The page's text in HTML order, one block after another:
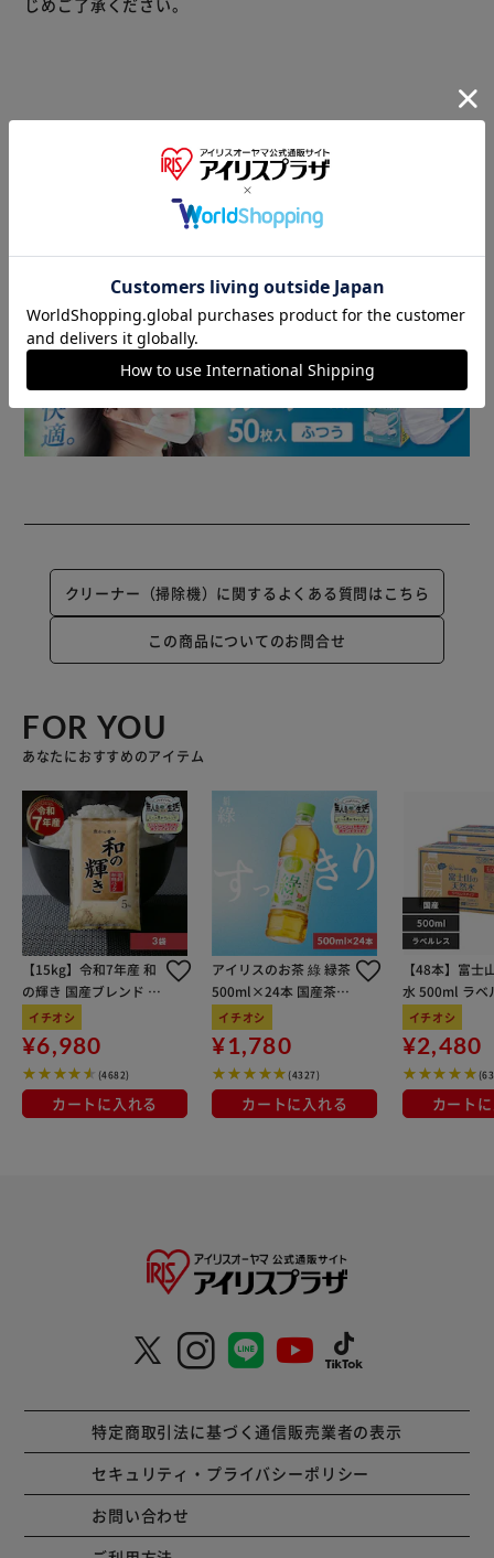
▼ 食品・飲料おすすめ ▼
クリーナー（掃除機）に関するよくある質問はこちら
この商品についてのお問合せ
FOR YOU
あなたにおすすめのアイテム
【15kg】令和7年産 和
の輝き 国産ブレンド 5
kg×3袋
イチオシ
¥6,980
(4682)
カートに入れる
アイリスのお茶 綠 緑茶
500ml×24本 国産茶葉
100％使用
イチオシ
¥1,780
(4327)
カートに入れる
【48本】富士
水 500ml ラベ
イチオシ
¥2,480
カート
特定商取引法に基づく通信販売業者の表示
セキュリティ・プライバシーポリシー
お問い合わせ